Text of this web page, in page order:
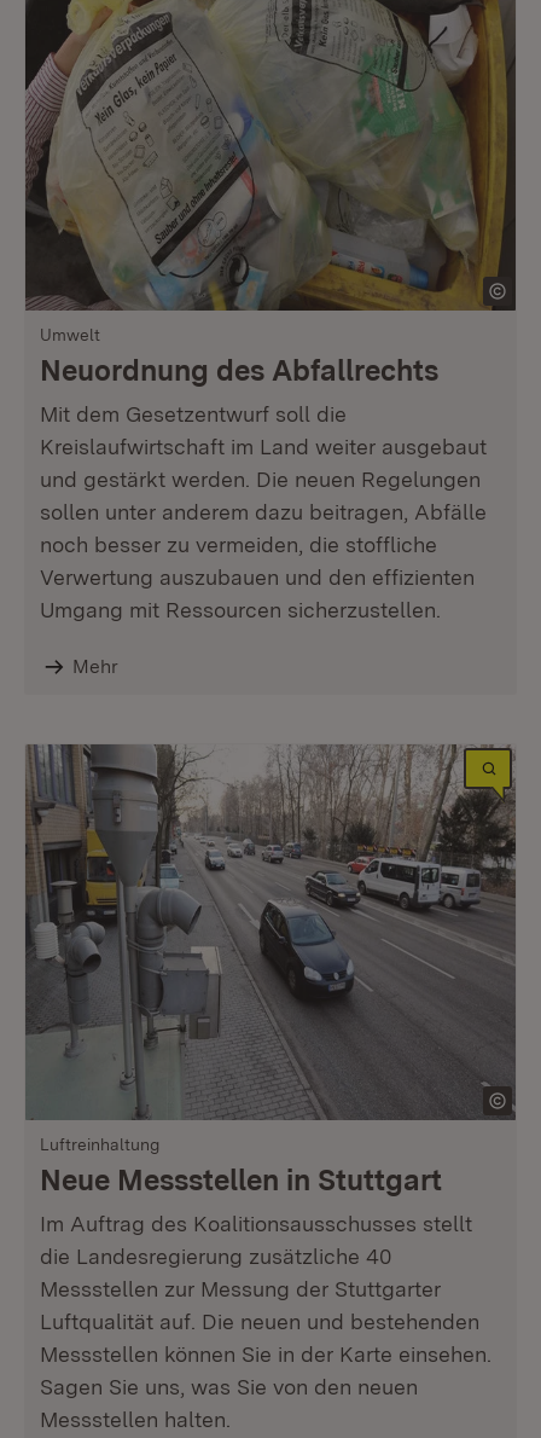
Umwelt
Neuordnung des Abfallrechts
Mit dem Gesetzentwurf soll die
Kreislaufwirtschaft im Land weiter ausgebaut
und gestärkt werden. Die neuen Regelungen
sollen unter anderem dazu beitragen, Abfälle
noch besser zu vermeiden, die stoffliche
Verwertung auszubauen und den effizienten
Umgang mit Ressourcen sicherzustellen.
Mehr
Luftreinhaltung
Neue Messstellen in Stuttgart
Im Auftrag des Koalitionsausschusses stellt
die Landesregierung zusätzliche 40
Messstellen zur Messung der Stuttgarter
Luftqualität auf. Die neuen und bestehenden
Messstellen können Sie in der Karte einsehen.
Sagen Sie uns, was Sie von den neuen
Messstellen halten.